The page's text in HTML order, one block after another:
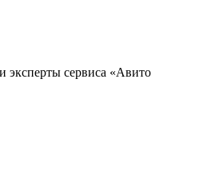
эксперты сервиса «Авито